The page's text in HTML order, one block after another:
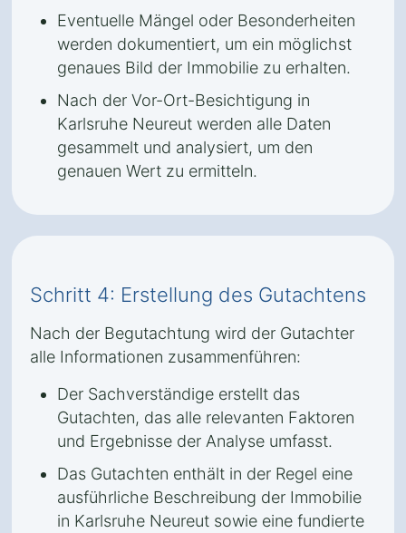
Eventuelle Mängel oder Besonderheiten
werden dokumentiert, um ein möglichst
genaues Bild der Immobilie zu erhalten.
Nach der Vor-Ort-Besichtigung in
Karlsruhe Neureut werden alle Daten
gesammelt und analysiert, um den
genauen Wert zu ermitteln.
Schritt 4: Erstellung des Gutachtens
Nach der Begutachtung wird der Gutachter
alle Informationen zusammenführen:
Der Sachverständige erstellt das
Gutachten, das alle relevanten Faktoren
und Ergebnisse der Analyse umfasst.
Das Gutachten enthält in der Regel eine
ausführliche Beschreibung der Immobilie
in Karlsruhe Neureut sowie eine fundierte